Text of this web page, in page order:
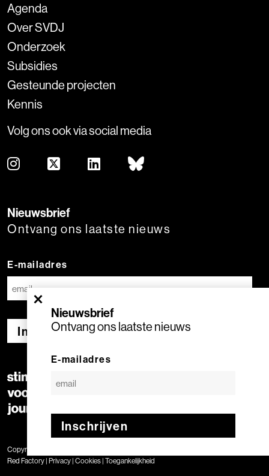
×
Nieuwsbrief
Ontvang ons laatste nieuws
E-mailadres
Inschrijven
Agenda
Over SVDJ
Onderzoek
Subsidies
Gesteunde projecten
Kennis
Volg ons ook via social media
Nieuwsbrief
Ontvang ons laatste nieuws
E-mailadres
Inschrijven
Copyright © 2020 Stimuleringsfonds voor de Journalistiek | Geproduceerd door
Red Factory | Privacy | Cookies | Toegankelijkheid